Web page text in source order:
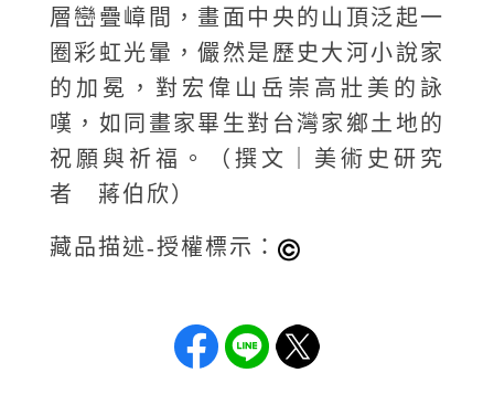
層巒疊嶂間，畫面中央的山頂泛起一
圈彩虹光暈，儼然是歷史大河小說家
的加冕，對宏偉山岳崇高壯美的詠
嘆，如同畫家畢生對台灣家鄉土地的
祝願與祈福。（撰文｜美術史研究
者 蔣伯欣）
藏品描述-授權標示：